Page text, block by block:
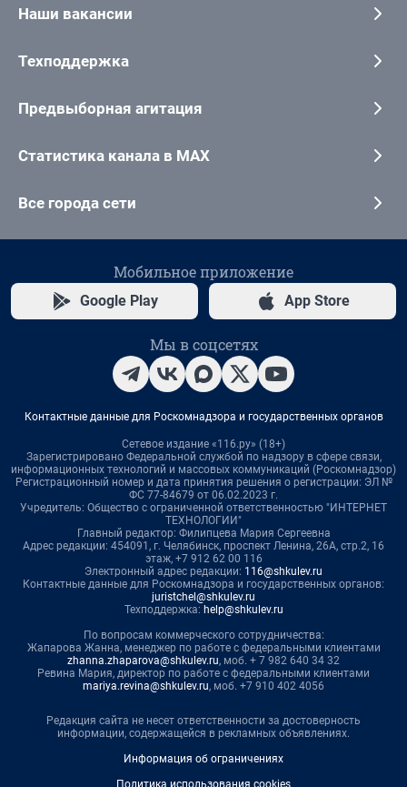
Наши вакансии
Техподдержка
Предвыборная агитация
Статистика канала в MAX
Все города сети
Мобильное приложение
Google Play App Store
Мы в соцсетях
Контактные данные для Роскомнадзора и государственных органов
Сетевое издание «116.ру» (18+)
Зарегистрировано Федеральной службой по надзору в сфере связи,
информационных технологий и массовых коммуникаций (Роскомнадзор)
Регистрационный номер и дата принятия решения о регистрации: ЭЛ №
ФС 77-84679 от 06.02.2023 г.
Учредитель: Общество с ограниченной ответственностью "ИНТЕРНЕТ
ТЕХНОЛОГИИ"
Главный редактор: Филипцева Мария Сергеевна
Адрес редакции: 454091, г. Челябинск, проспект Ленина, 26А, стр.2, 16
этаж, +7 912 62 00 116
Электронный адрес редакции: 116@shkulev.ru
Контактные данные для Роскомнадзора и государственных органов:
juristchel@shkulev.ru
Техподдержка: help@shkulev.ru
По вопросам коммерческого сотрудничества:
Жапарова Жанна, менеджер по работе с федеральными клиентами
zhanna.zhaparova@shkulev.ru, моб. + 7 982 640 34 32
Ревина Мария, директор по работе с федеральными клиентами
mariya.revina@shkulev.ru, моб. +7 910 402 4056
Редакция сайта не несет ответственности за достоверность
информации, содержащейся в рекламных объявлениях.
Информация об ограничениях
Политика использования cookies